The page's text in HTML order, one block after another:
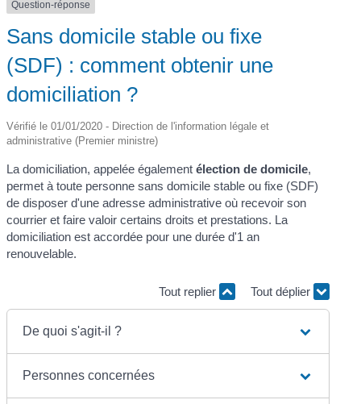
Question-réponse
Sans domicile stable ou fixe
(SDF) : comment obtenir une
domiciliation ?
Vérifié le 01/01/2020 - Direction de l'information légale et
administrative (Premier ministre)
La domiciliation, appelée égalementélection de domicile,
permet à toute personne sans domicile stable ou fixe (SDF)
de disposer d'une adresse administrative où recevoir son
courrier et faire valoir certains droits et prestations. La
domiciliation est accordée pour une durée d'1 an
renouvelable.
Tout replier Tout déplier
De quoi s'agit-il ?
Personnes concernées